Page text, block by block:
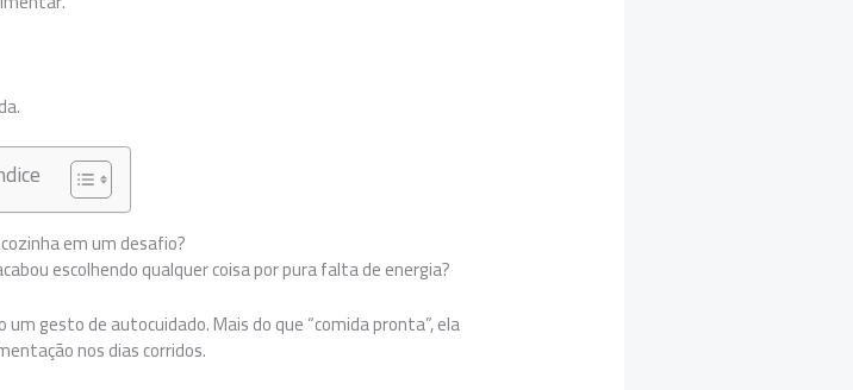
em um desafio?
escolhendo qualquer coisa por pura falta de energia?
gesto de autocuidado. Mais do que “comida pronta”, ela
nos dias corridos.